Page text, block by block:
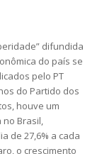
difundida
do país se
pelo PT
do Partido dos
houve um
Brasil,
de 27,6% a cada
o crescimento